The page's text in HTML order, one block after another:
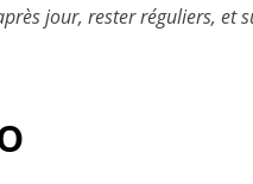
jour, rester réguliers, et